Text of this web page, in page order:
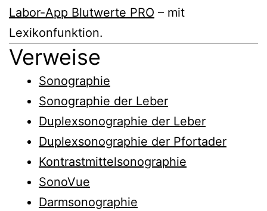
Labor-App Blutwerte PRO – mit
Lexikonfunktion.
Verweise
Sonographie
Sonographie der Leber
Duplexsonographie der Leber
Duplexsonographie der Pfortader
Kontrastmittelsonographie
SonoVue
Darmsonographie